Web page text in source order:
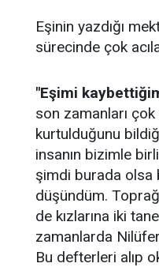
Eşinin yazdığı
sürecinde çok
"Eşimi
son zamanları
kurtulduğunu
insanın bizimle
şimdi burada olsa
düşündüm.
de kızlarına iki
zamanlarda Nilüfer
Bu defterleri alıp